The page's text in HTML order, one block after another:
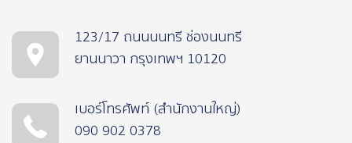
123/17 ถนนนนทรี ช่องนนทรี
ยานนาวา กรุงเทพฯ 10120
เบอร์โทรศัพท์ (สำนักงานใหญ่)
090 902 0378